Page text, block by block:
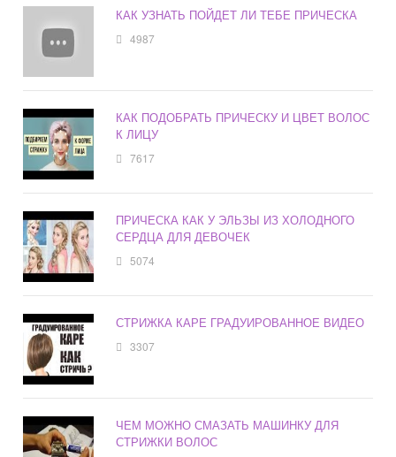
КАК УЗНАТЬ ПОЙДЕТ ЛИ ТЕБЕ ПРИЧЕСКА
4987
КАК ПОДОБРАТЬ ПРИЧЕСКУ И ЦВЕТ ВОЛОС
К ЛИЦУ
7617
ПРИЧЕСКА КАК У ЭЛЬЗЫ ИЗ ХОЛОДНОГО
СЕРДЦА ДЛЯ ДЕВОЧЕК
5074
СТРИЖКА КАРЕ ГРАДУИРОВАННОЕ ВИДЕО
3307
ЧЕМ МОЖНО СМАЗАТЬ МАШИНКУ ДЛЯ
СТРИЖКИ ВОЛОС